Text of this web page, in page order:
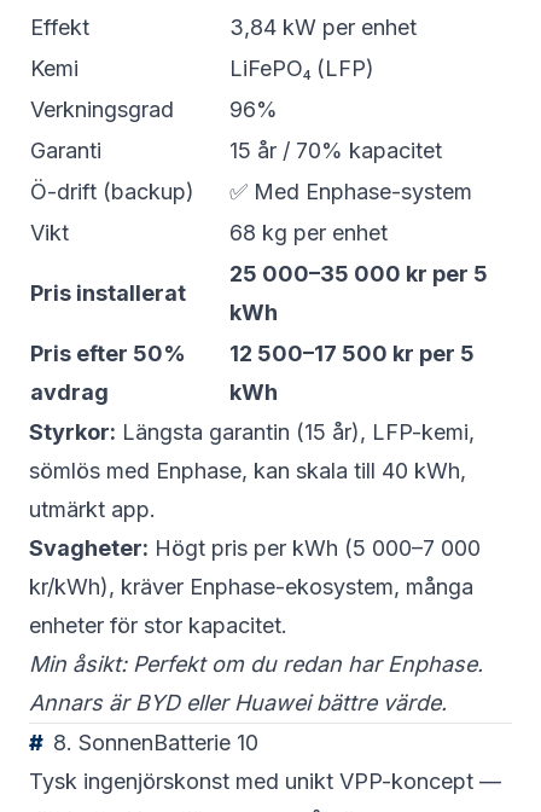
Effekt
3,84 kW per enhet
Kemi
LiFePO₄ (LFP)
Verkningsgrad
96%
Garanti
15 år / 70% kapacitet
Ö-drift (backup)
✅ Med Enphase-system
Vikt
68 kg per enhet
Pris installerat
25 000–35 000 kr per 5
kWh
Pris efter 50%
avdrag
12 500–17 500 kr per 5
kWh
Styrkor: Längsta garantin (15 år), LFP-kemi,
sömlös med Enphase, kan skala till 40 kWh,
utmärkt app.
Svagheter: Högt pris per kWh (5 000–7 000
kr/kWh), kräver Enphase-ekosystem, många
enheter för stor kapacitet.
Min åsikt: Perfekt om du redan har Enphase.
Annars är BYD eller Huawei bättre värde.
8. SonnenBatterie 10
Tysk ingenjörskonst med unikt VPP-koncept —